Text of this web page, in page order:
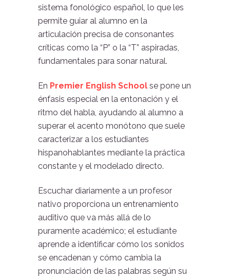
sistema fonológico español, lo que les
permite guiar al alumno en la
articulación precisa de consonantes
críticas como la “P” o la “T” aspiradas,
fundamentales para sonar natural.
En Premier English School se pone un
énfasis especial en la entonación y el
ritmo del habla, ayudando al alumno a
superar el acento monótono que suele
caracterizar a los estudiantes
hispanohablantes mediante la práctica
constante y el modelado directo.
Escuchar diariamente a un profesor
nativo proporciona un entrenamiento
auditivo que va más allá de lo
puramente académico; el estudiante
aprende a identificar cómo los sonidos
se encadenan y cómo cambia la
pronunciación de las palabras según su